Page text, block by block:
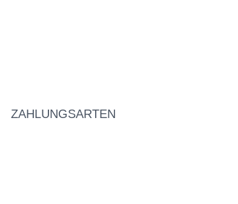
ZAHLUNGSARTEN